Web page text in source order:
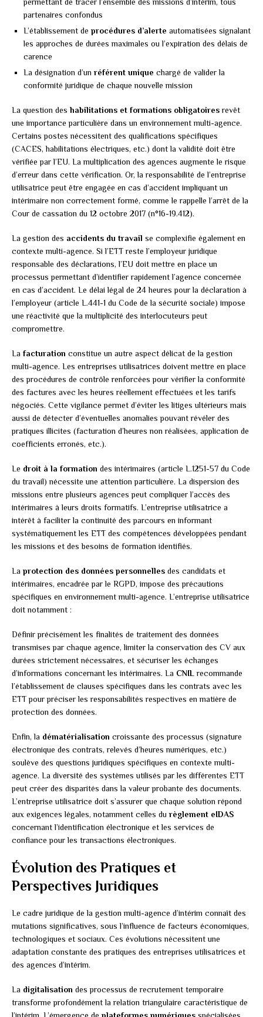
permettant de tracer l’ensemble des missions d’intérim, tous
partenaires confondus
L’établissement de procédures d’alerte automatisées signalant
les approches de durées maximales ou l’expiration des délais de
carence
La désignation d’un référent unique chargé de valider la
conformité juridique de chaque nouvelle mission
La question deshabilitations et formations obligatoiresrevêt
une importance particulière dans un environnement multi-agence.
Certains postes nécessitent des qualifications spécifiques
(CACES, habilitations électriques, etc.) dont la validité doit être
vérifiée par l’EU. La multiplication des agences augmente le risque
d’erreur dans cette vérification. Or, la responsabilité de l’entreprise
utilisatrice peut être engagée en cas d’accident impliquant un
intérimaire non correctement formé, comme le rappelle l’arrêt de la
Cour de cassation du 12 octobre 2017 (n°16-19.412).
La gestion des accidents du travail se complexifie également en
contexte multi-agence. Si l’ETT reste l’employeur juridique
responsable des déclarations, l’EU doit mettre en place un
processus permettant d’identifier rapidement l’agence concernée
en cas d’accident. Le délai légal de 24 heures pour la déclaration à
l’employeur (article L.441-1 du Code de la sécurité sociale) impose
une réactivité que la multiplicité des interlocuteurs peut
compromettre.
La facturation constitue un autre aspect délicat de la gestion
multi-agence. Les entreprises utilisatrices doivent mettre en place
des procédures de contrôle renforcées pour vérifier la conformité
des factures avec les heures réellement effectuées et les tarifs
négociés. Cette vigilance permet d’éviter les litiges ultérieurs mais
aussi de détecter d’éventuelles anomalies pouvant révéler des
pratiques illicites (facturation d’heures non réalisées, application de
coefficients erronés, etc.).
Le droit à la formation des intérimaires (article L.1251-57 du Code
du travail) nécessite une attention particulière. La dispersion des
missions entre plusieurs agences peut compliquer l’accès des
intérimaires à leurs droits formatifs. L’entreprise utilisatrice a
intérêt à faciliter la continuité des parcours en informant
systématiquement les ETT des compétences développées pendant
les missions et des besoins de formation identifiés.
La protection des données personnelles des candidats et
intérimaires, encadrée par le RGPD, impose des précautions
spécifiques en environnement multi-agence. L’entreprise utilisatrice
doit notamment :
Définir précisément les finalités de traitement des données
transmises par chaque agence, limiter la conservation des CV aux
durées strictement nécessaires, et sécuriser les échanges
d’informations concernant les intérimaires. La CNILrecommande
l’établissement de clauses spécifiques dans les contrats avec les
ETT pour préciser les responsabilités respectives en matière de
protection des données.
Enfin, la dématérialisation croissante des processus (signature
électronique des contrats, relevés d’heures numériques, etc.)
soulève des questions juridiques spécifiques en contexte multi-
agence. La diversité des systèmes utilisés par les différentes ETT
peut créer des disparités dans la valeur probante des documents.
L’entreprise utilisatrice doit s’assurer que chaque solution répond
aux exigences légales, notamment celles du règlement eIDAS
concernant l’identification électronique et les services de
confiance pour les transactions électroniques.
Évolution des Pratiques et
Perspectives Juridiques
Le cadre juridique de la gestion multi-agence d’intérim connaît des
mutations significatives, sous l’influence de facteurs économiques,
technologiques et sociaux. Ces évolutions nécessitent une
adaptation constante des pratiques des entreprises utilisatrices et
des agences d’intérim.
La digitalisation des processus de recrutement temporaire
transforme profondément la relation triangulaire caractéristique de